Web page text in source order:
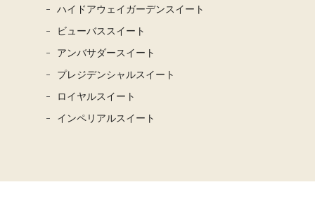
ハイドアウェイガーデンスイート
ビューバススイート
アンバサダースイート
プレジデンシャルスイート
ロイヤルスイート
インペリアルスイート